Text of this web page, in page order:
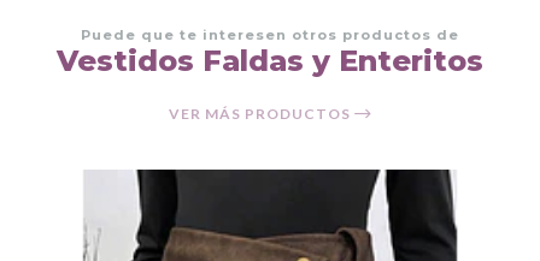
Puede que te interesen otros productos de
Vestidos Faldas y Enteritos
VER MÁS PRODUCTOS